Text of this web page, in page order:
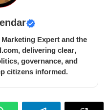
Expert and the
delivering clear,
governance, and
citizens informed.